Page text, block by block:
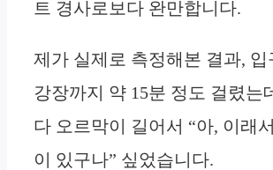
트 경사로보다 완만합니다.
제가 실제로 측정해본 결과, 입
강장까지 약 15분 정도 걸렸는
다 오르막이 길어서 “아, 이래
이 있구나” 싶었습니다.